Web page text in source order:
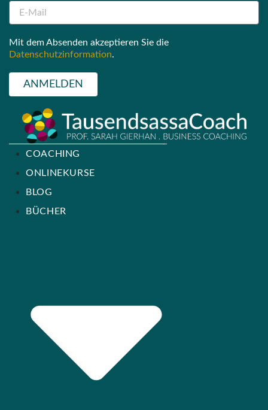
Mit dem Absenden akzeptieren Sie die
Datenschutzinformation.
ANMELDEN
COACHING
ONLINEKURSE
BLOG
BÜCHER